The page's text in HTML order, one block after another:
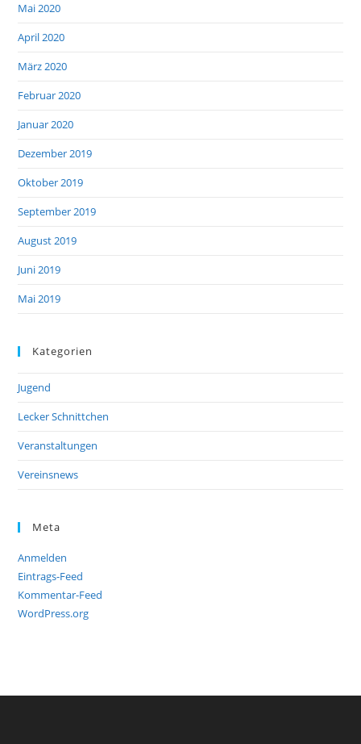
Mai 2020
April 2020
März 2020
Februar 2020
Januar 2020
Dezember 2019
Oktober 2019
September 2019
August 2019
Juni 2019
Mai 2019
Kategorien
Jugend
Lecker Schnittchen
Veranstaltungen
Vereinsnews
Meta
Anmelden
Eintrags-Feed
Kommentar-Feed
WordPress.org